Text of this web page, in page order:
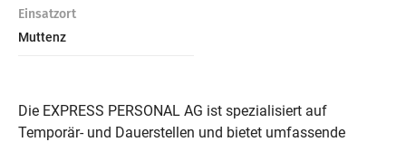
Einsatzort
Muttenz
Die EXPRESS PERSONAL AG ist spezialisiert auf
Temporär- und Dauerstellen und bietet umfassende